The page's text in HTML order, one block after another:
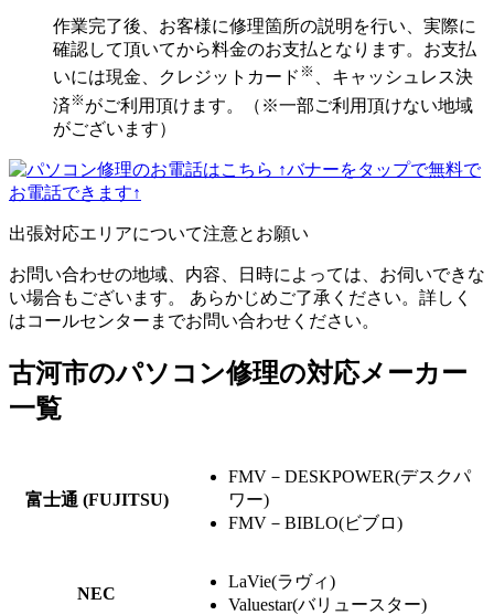
作業完了後、お客様に修理箇所の説明を行い、実際に
確認して頂いてから料金のお支払となります。お支払
いには現金、クレジットカード ※ 、キャッシュレス決
済 ※ がご利用頂けます。（※一部ご利用頂けない地域
がございます）
↑バナーをタップで無料で
お電話できます↑
出張対応エリアについて注意とお願い
お問い合わせの地域、内容、日時によっては、お伺いできな
い場合もございます。 あらかじめご了承ください。詳しく
はコールセンターまでお問い合わせください。
古河市のパソコン修理の対応メーカー
一覧
富士通 (FUJITSU)
FMV－DESKPOWER(デスクパ
ワー)
FMV－BIBLO(ビブロ)
NEC
LaVie(ラヴィ)
Valuestar(バリュースター)